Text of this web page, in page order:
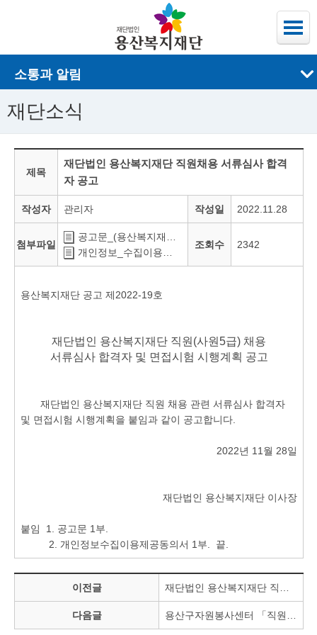
소통과 알림
재단소식
제목
재단법인 용산복지재단 직원채용 서류심사 합격
자 공고
작성자 관리자 작성일 2022.11.28
첨부파일
공고문_(용산복지재단_직원_채용_서류심사_합격자_공고).pdf
개인정보_수집이용제공_동의서_(용산복지재단_직원채용).hwp
조회수 2342
용산복지재단 공고 제2022-19호
재단법인 용산복지재단 직원(사원5급) 채용
서류심사 합격자 및 면접시험 시행계획 공고
재단법인 용산복지재단 직원 채용 관련 서류심사 합격자
및 면접시험 시행계획을 붙임과 같이 공고합니다.
2022년 11월 28일
재단법인 용산복지재단 이사장
붙임 1. 공고문 1부.
2. 개인정보수집이용제공동의서 1부. 끝.
이전글
다음글